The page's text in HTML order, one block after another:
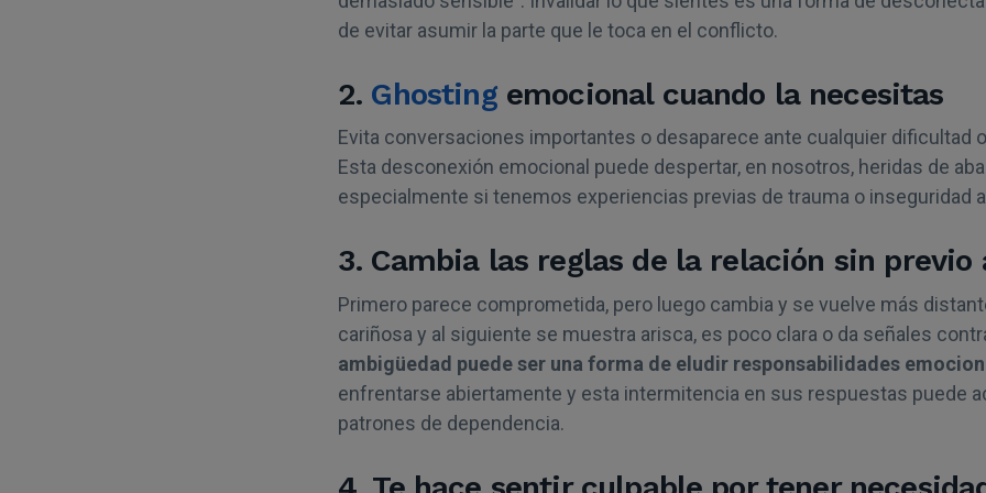
de evitar asumir la parte que le toca en el conflicto.
2. Ghostingemocional cuando la necesitas
Evita conversaciones importantes o desaparece ante cualquier dificultad
Esta desconexión emocional puede despertar, en nosotros, heridas de
especialmente si tenemos experiencias previas de trauma o inseguridad
3. Cambia las reglas de la relación sin previo
Primero parece comprometida, pero luego cambia y se vuelve más
cariñosa y al siguiente se muestra arisca, es poco clara o da señales
ambigüedad puede ser una forma de eludir responsabilidades
enfrentarse abiertamente y esta intermitencia en sus respuestas puede
patrones de dependencia.